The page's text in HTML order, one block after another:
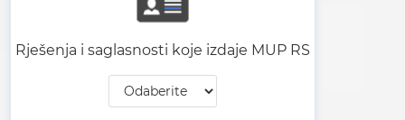
Rješenja i saglasnosti koje izdaje MUP RS